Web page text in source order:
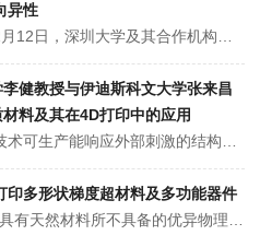
异性
健教授与伊迪斯科文大学张来昌
料及其在4D打印中的应用
印多形状梯度超材料及多功能器件